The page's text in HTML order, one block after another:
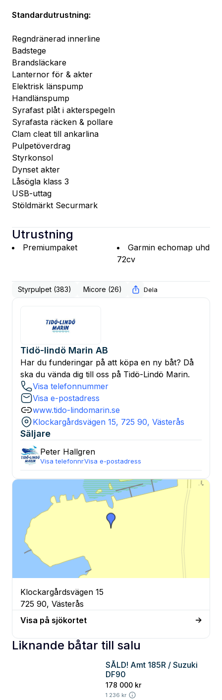
Standardutrustning:
Regndränerad innerline
Badstege
Brandsläckare
Lanternor för & akter
Elektrisk länspump
Handlänspump
Syrafast plåt i akterspegeln
Syrafasta räcken & pollare
Clam cleat till ankarlina
Pulpetöverdrag
Styrkonsol
Dynset akter
Låsögla klass 3
USB-uttag
Stöldmärkt Securmark
Utrustning
Premiumpaket
Garmin echomap uhd
72cv
Styrpulpet (383) Micore (26) Dela
Tidö-lindö Marin AB
Har du funderingar på att köpa en ny båt? Då
ska du vända dig till oss på Tidö-Lindö Marin.
Visa telefonnummer
Visa e-postadress
www.tido-lindomarin.se
Klockargårdsvägen 15, 725 90, Västerås
Säljare
Peter Hallgren
Visa telefonnrVisa e-postadress
Klockargårdsvägen 15
725 90, Västerås
Visa på sjökortet
Liknande båtar till salu
SÅLD! Amt 185R / Suzuki
DF90
178 000 kr
1 236 kr